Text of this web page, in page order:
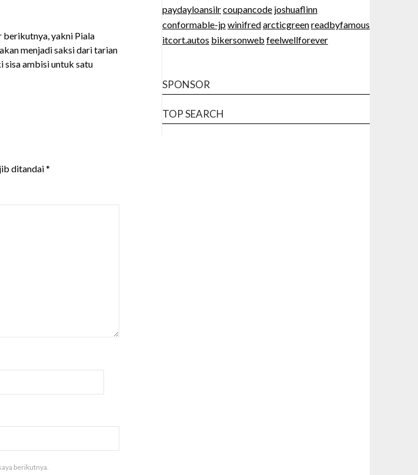
berikutnya, yakni Piala
menjadi saksi dari tarian
sisa ambisi untuk satu
ditandai*
berikutnya.
paydayloansilrcoupancode joshuaflinn
conformable-jpwinifredarcticgreenreadbyfamous
itcort.autos bikersonweb feelwellforever
SPONSOR
TOP SEARCH